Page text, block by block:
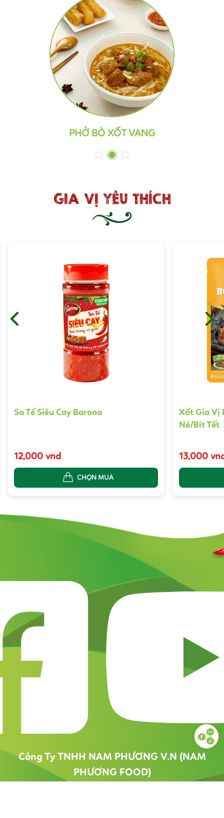
CÁ CHIÊN GIÒN XỐT MẮM
1 2 3
GIA VỊ YÊU THÍCH
Sa Tế Siêu Cay Barona
12,000 vnd
CHỌN MUA
Xốt Gia Vị
Né/Bít Tết
13,000
Công Ty TNHH NAM PHƯƠNG V.N (NAM
PHƯƠNG FOOD)